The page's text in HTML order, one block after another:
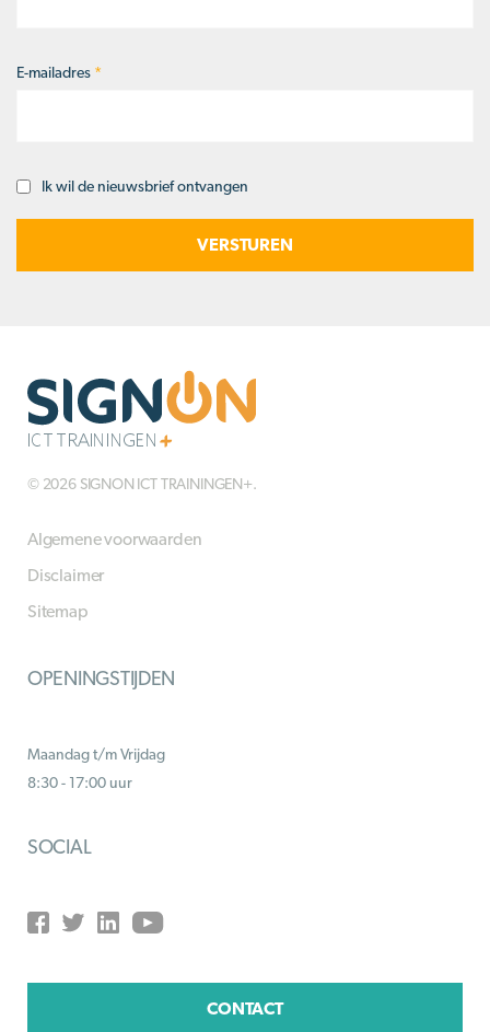
E-mailadres *
Opt-Ik wil de nieuwsbrief ontvangen
© 2026 SIGNON ICT TRAININGEN+.
Algemene voorwaarden
Disclaimer
Sitemap
OPENINGSTIJDEN
Maandag t/m Vrijdag
8:30 - 17:00 uur
SOCIAL
CONTACT